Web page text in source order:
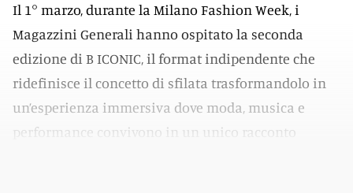
Il 1° marzo, durante la Milano Fashion Week, i
Magazzini Generali hanno ospitato la seconda
edizione di B ICONIC, il format indipendente che
ridefinisce il concetto di sfilata trasformandolo in
un’esperienza immersiva dove moda, musica e
performance convivono in un unico racconto